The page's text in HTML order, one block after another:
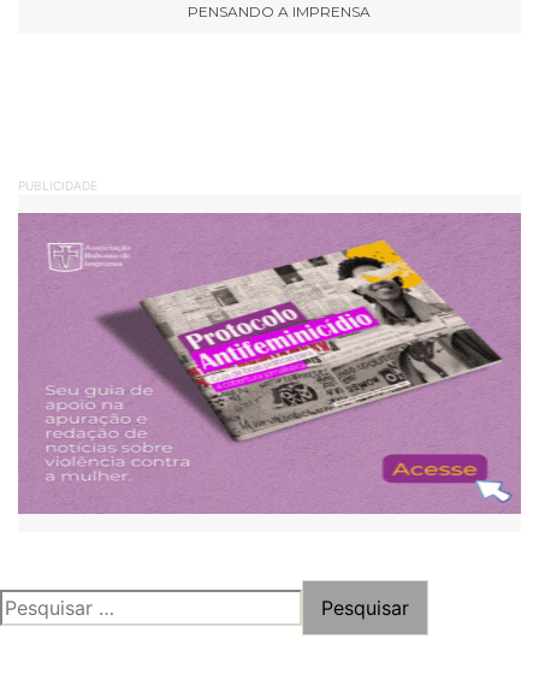
PENSANDO A IMPRENSA
PUBLICIDADE
PESQUISAR
POR: